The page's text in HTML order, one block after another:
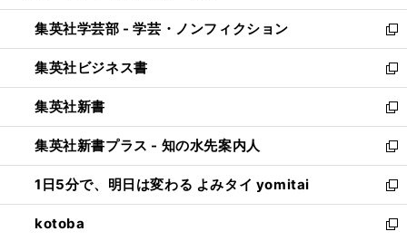
開
く
ウ
で
開
く
ン
ド
ウ
で
開
く
ウ
ィ
ン
ド
ウ
で
開
く
集英社学芸部 - 学芸・ノンフィクション
新
し
い
ウ
ィ
ン
ド
ウ
で
開
く
集英社ビジネス書
新
し
い
ウ
ィ
ン
ド
ウ
で
集英社新書
新
し
い
ウ
ィ
ン
ド
集英社新書プラス - 知の水先案内人
新
し
い
ウ
ィ
1日5分で、明日は変わる よみタイ yomitai
新
し
い
kotoba
新